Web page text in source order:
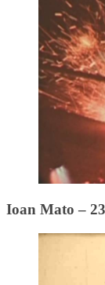
Ioan Mato –